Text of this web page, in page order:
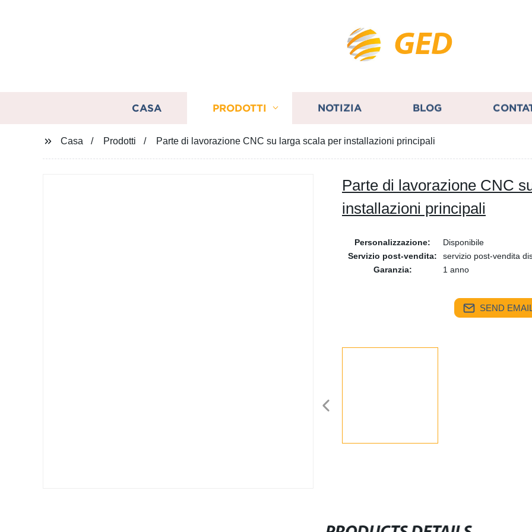
GED
CASA PRODOTTI NOTIZIA BLOG
Casa Prodotti Parte di lavorazione CNC su larga scala per installazioni principali
Parte di lavorazione CNC
installazioni principali
Personalizzazione:
Disponibile
Servizio post-vendita:
servizio post-vendita
Garanzia:
1 anno
SEND